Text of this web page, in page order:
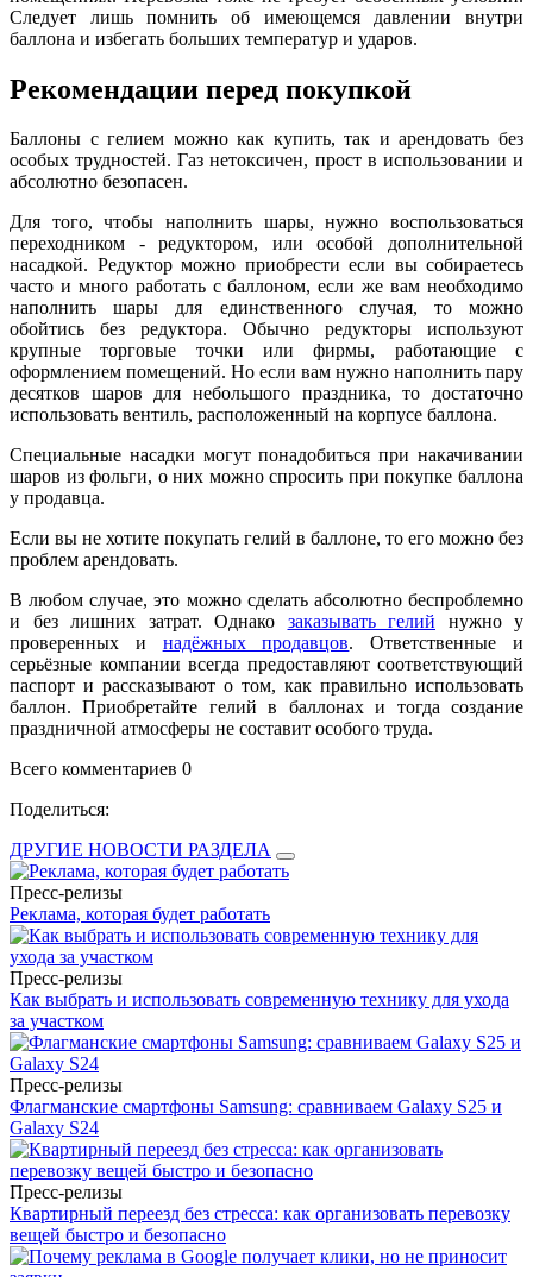
Следует лишь помнить об имеющемся давлении внутри
баллона и избегать больших температур и ударов.
Рекомендации перед покупкой
Баллоны с гелием можно как купить, так и арендовать без
особых трудностей. Газ нетоксичен, прост в использовании и
абсолютно безопасен.
Для того, чтобы наполнить шары, нужно воспользоваться
переходником - редуктором, или особой дополнительной
насадкой. Редуктор можно приобрести если вы собираетесь
часто и много работать с баллоном, если же вам необходимо
наполнить шары для единственного случая, то можно
обойтись без редуктора. Обычно редукторы используют
крупные торговые точки или фирмы, работающие с
оформлением помещений. Но если вам нужно наполнить пару
десятков шаров для небольшого праздника, то достаточно
использовать вентиль, расположенный на корпусе баллона.
Специальные насадки могут понадобиться при накачивании
шаров из фольги, о них можно спросить при покупке баллона
у продавца.
Если вы не хотите покупать гелий в баллоне, то его можно без
проблем арендовать.
В любом случае, это можно сделать абсолютно беспроблемно
и без лишних затрат. Однако заказывать гелий нужно у
проверенных и надёжных продавцов. Ответственные и
серьёзные компании всегда предоставляют соответствующий
паспорт и рассказывают о том, как правильно использовать
баллон. Приобретайте гелий в баллонах и тогда создание
праздничной атмосферы не составит особого труда.
Всего комментариев 0
Поделиться:
ДРУГИЕ НОВОСТИ РАЗДЕЛА
Пресс-релизы
Реклама, которая будет работать
Пресс-релизы
Как выбрать и использовать современную технику для ухода
за участком
Пресс-релизы
Флагманские смартфоны Samsung: сравниваем Galaxy S25 и
Galaxy S24
Пресс-релизы
Квартирный переезд без стресса: как организовать перевозку
вещей быстро и безопасно